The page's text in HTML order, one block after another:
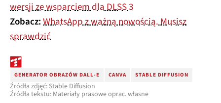
wersji ze wsparciem dla DLSS 3
Zobacz:WhatsApp z ważną nowością. Musisz
sprawdzić
GENERATOR OBRAZÓW DALL-E CANVA STABLE DIFFUSION
Źródła zdjęć: Stable Diffusion
Źródła tekstu: Materiały prasowe oprac. własne